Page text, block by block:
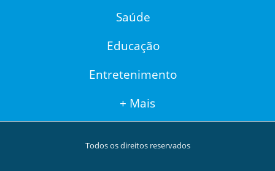
Saúde
Educação
Entretenimento
+ Mais
Todos os direitos reservados